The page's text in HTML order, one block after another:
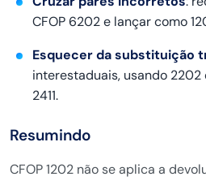
CFOP 6202 e lançar como
Esquecer da substituição
interestaduais, usando
2411.
Resumindo
CFOP 1202 não se aplica a